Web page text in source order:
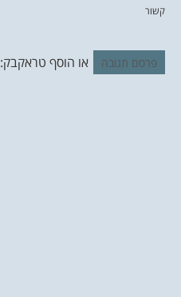
קשור
פרסם תגובה או הוסף טראקבק: